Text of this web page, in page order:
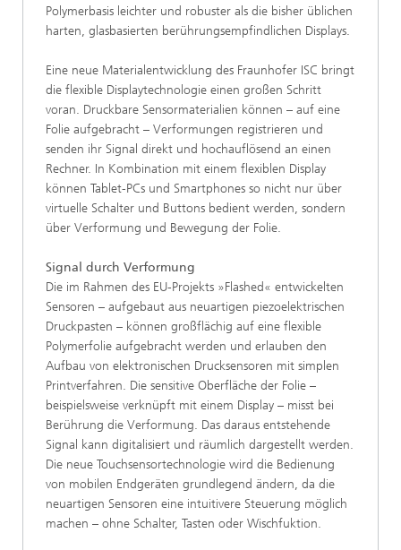
Polymerbasis leichter und robuster als die bisher üblichen
harten, glasbasierten berührungsempfindlichen Displays.
Eine neue Materialentwicklung des Fraunhofer ISC bringt
die flexible Displaytechnologie einen großen Schritt
voran. Druckbare Sensormaterialien können – auf eine
Folie aufgebracht – Verformungen registrieren und
senden ihr Signal direkt und hochauflösend an einen
Rechner. In Kombination mit einem flexiblen Display
können Tablet-PCs und Smartphones so nicht nur über
virtuelle Schalter und Buttons bedient werden, sondern
über Verformung und Bewegung der Folie.
Signal durch Verformung
Die im Rahmen des EU-Projekts »Flashed« entwickelten
Sensoren – aufgebaut aus neuartigen piezoelektrischen
Druckpasten – können großflächig auf eine flexible
Polymerfolie aufgebracht werden und erlauben den
Aufbau von elektronischen Drucksensoren mit simplen
Printverfahren. Die sensitive Oberfläche der Folie –
beispielsweise verknüpft mit einem Display – misst bei
Berührung die Verformung. Das daraus entstehende
Signal kann digitalisiert und räumlich dargestellt werden.
Die neue Touchsensortechnologie wird die Bedienung
von mobilen Endgeräten grundlegend ändern, da die
neuartigen Sensoren eine intuitivere Steuerung möglich
machen – ohne Schalter, Tasten oder Wischfuktion.